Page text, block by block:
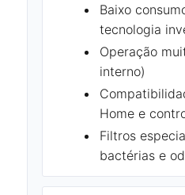
Baixo
tecnologia
Operação
interno)
Home e
Filtros
bactérias e